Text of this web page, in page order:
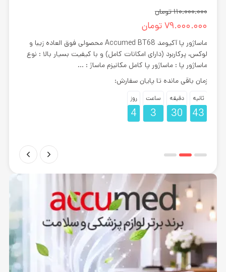
110.000.000 تومان
79.000.000تومان
ماساژور پا آکیومد Accumed BT68 محصولی فوق العاده زیبا و
لوکس، پرکاربرد (دارای امکانات کامل) و با کیفیت بسیار بالا : نوع
ماساژور پا : ماساژور پا کامل مکانیزم ماساژ : ...
زمان باقی مانده تا پایان سفارش:
ثانیه
42
دقیقه
30
ساعت
3
روز
4